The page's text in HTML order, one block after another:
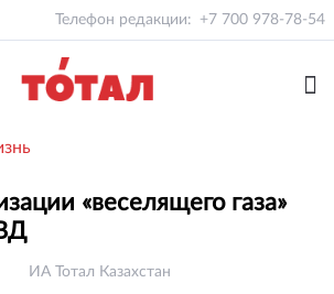
Телефон редакции: +7 700 978-78-54
«веселящего газа»
ИА Тотал Казахстан